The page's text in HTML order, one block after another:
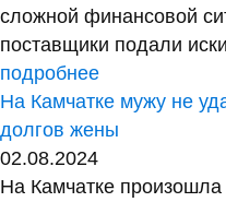
сложной финансовой
поставщики подали
подробнее
На Камчатке мужу не
долгов жены
02.08.2024
На Камчатке